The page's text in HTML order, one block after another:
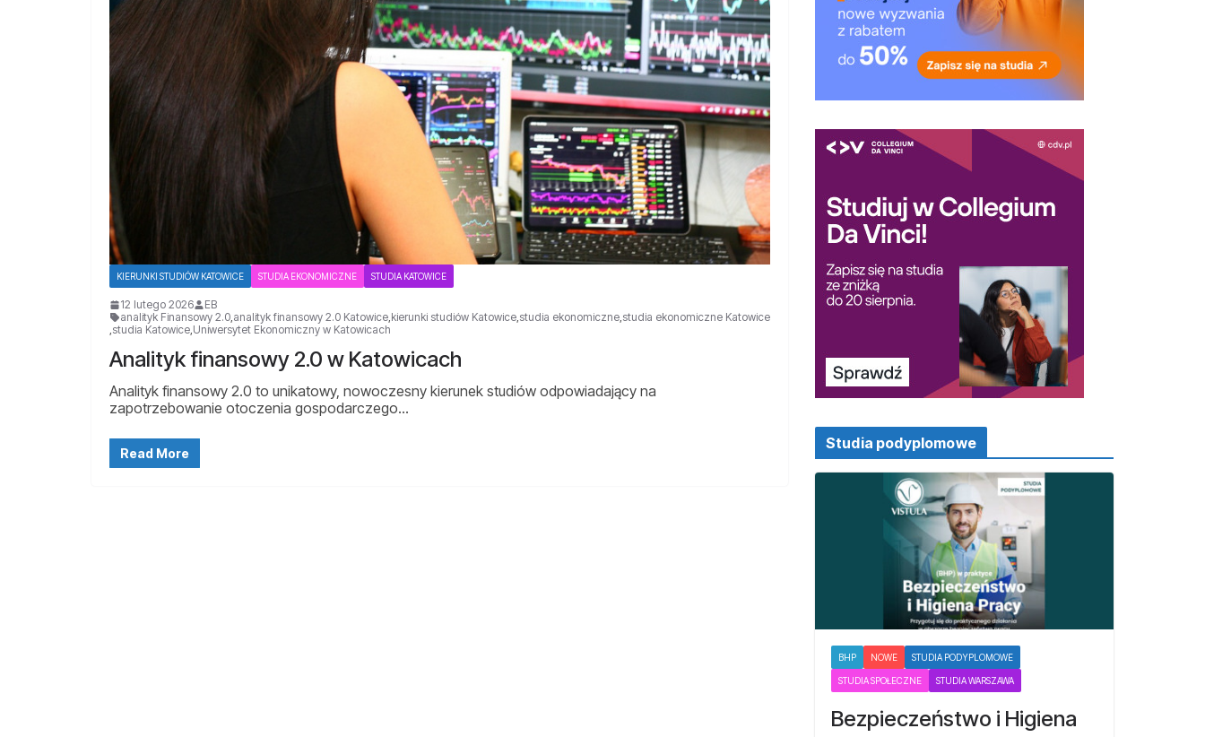
KIERUNKI STUDIÓW KATOWICE STUDIA EKONOMICZNE STUDIA KATOWICE
12 lutego 2026
EB
analityk Finansowy 2.0 analityk finansowy 2.0 Katowice kierunki studiów Katowice studia ekonomiczne studia ekonomiczne Katowice
studia Katowice Uniwersytet Ekonomiczny w Katowicach
Analityk finansowy 2.0 w Katowicach
Analityk finansowy 2.0 to unikatowy, nowoczesny kierunek studiów odpowiadający na
zapotrzebowanie otoczenia gospodarczego…
Read More
Studia podyplomowe
BHP NOWE STUDIA PODYPLOMOWE
STUDIA SPOŁECZNE STUDIA WARSZAWA
Bezpieczeństwo i Higiena